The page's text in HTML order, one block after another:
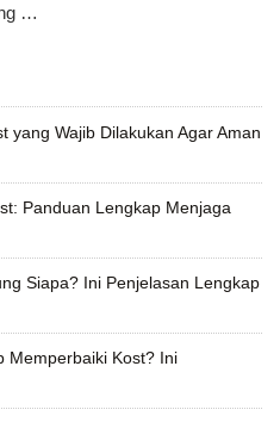
…
yang Wajib Dilakukan Agar Aman
Panduan Lengkap Menjaga
Siapa? Ini Penjelasan Lengkap
Memperbaiki Kost? Ini